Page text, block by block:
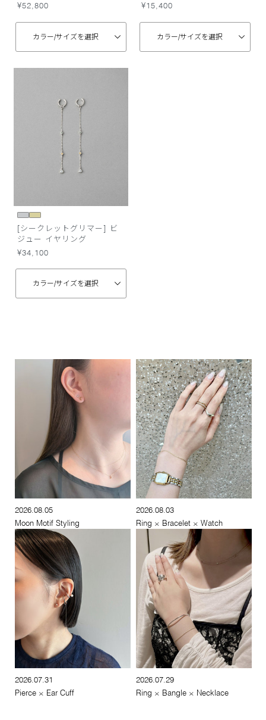
¥52,800
カラー/サイズを選択
¥15,400
カラー/サイズを選択
[シークレットグリマー] ビ
ジュー イヤリング
¥34,100
カラー/サイズを選択
2026.08.05
Moon Motif Styling
2026.08.03
Ring × Bracelet × Watch
2026.07.31
Pierce × Ear Cuff
2026.07.29
Ring × Bangle × Necklace